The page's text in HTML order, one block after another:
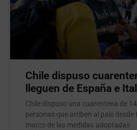
Chile dispuso
lleguen de España e
Chile dispuso una cuarentena de
personas que arriben al país desde
marco de las medidas adoptadas